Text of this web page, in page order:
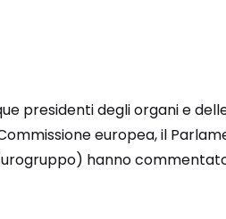
presidenti degli organi e
europea, il
hanno